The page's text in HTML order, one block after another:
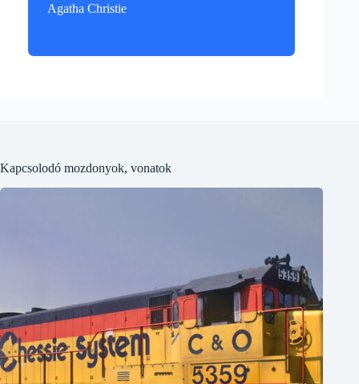
Agatha Christie
Kapcsolodó mozdonyok, vonatok